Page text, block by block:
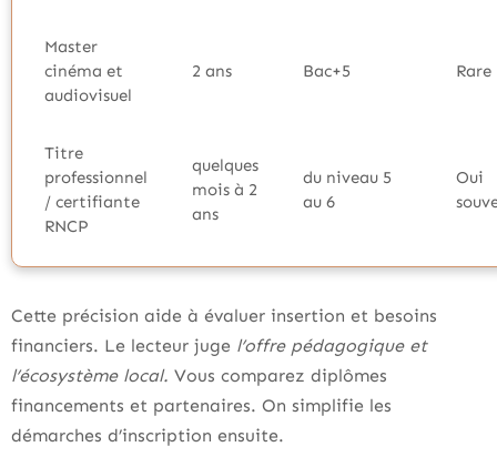
Master
cinéma et
audiovisuel
2 ans Bac+5 Rare
Titre
professionnel
/ certifiante
RNCP
quelques
mois à 2
ans
du niveau 5
au 6
Oui
Cette précision aide à évaluer insertion et besoins
financiers. Le lecteur juge l’offre pédagogique et
l’écosystème local. Vous comparez diplômes
financements et partenaires. On simplifie les
démarches d’inscription ensuite.